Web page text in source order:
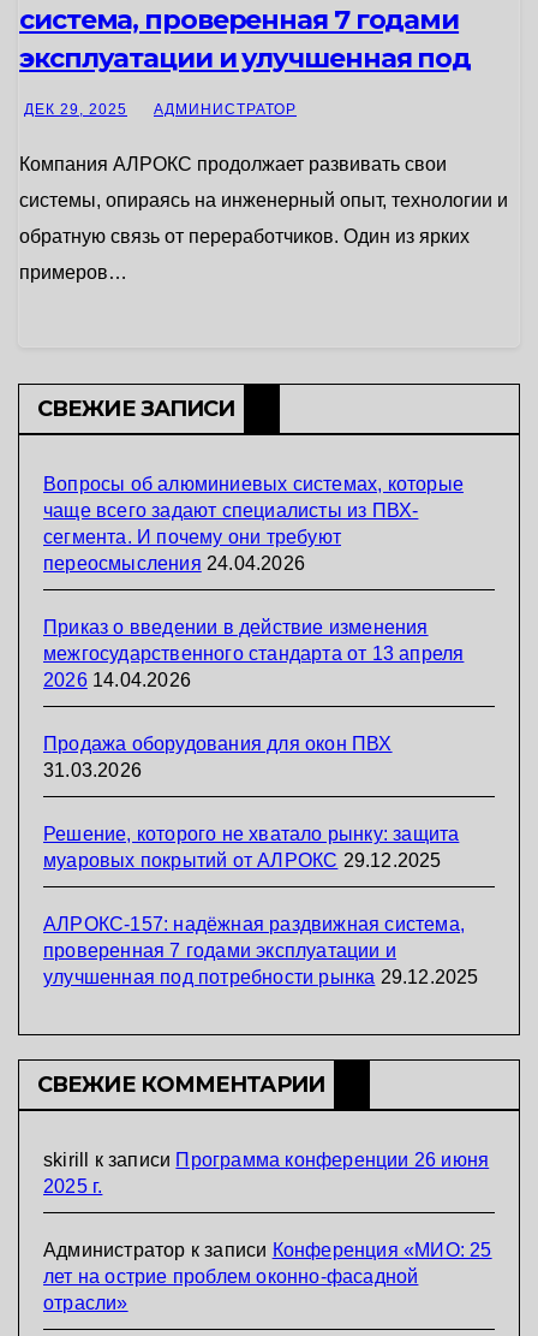
система, проверенная 7 годами
эксплуатации и улучшенная под
потребности рынка
ДЕК 29, 2025 АДМИНИСТРАТОР
Компания АЛРОКС продолжает развивать свои
системы, опираясь на инженерный опыт, технологии и
обратную связь от переработчиков. Один из ярких
примеров…
СВЕЖИЕ ЗАПИСИ
Вопросы об алюминиевых системах, которые
чаще всего задают специалисты из ПВХ-
сегмента. И почему они требуют
переосмысления 24.04.2026
Приказ о введении в действие изменения
межгосударственного стандарта от 13 апреля
2026 14.04.2026
Продажа оборудования для окон ПВХ
31.03.2026
Решение, которого не хватало рынку: защита
муаровых покрытий от АЛРОКС 29.12.2025
АЛРОКС-157: надёжная раздвижная система,
проверенная 7 годами эксплуатации и
улучшенная под потребности рынка 29.12.2025
СВЕЖИЕ КОММЕНТАРИИ
skirill к записи Программа конференции 26 июня
2025 г.
Администратор к записи Конференция «МИО: 25
лет на острие проблем оконно-фасадной
отрасли»